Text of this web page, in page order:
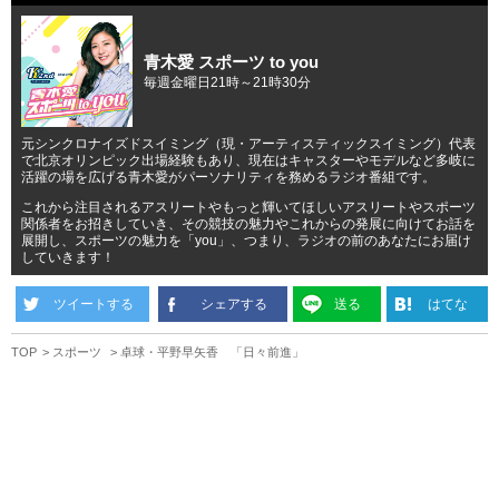
青木愛 スポーツ to you
毎週金曜日21時～21時30分
元シンクロナイズドスイミング（現・アーティスティックスイミング）代表
で北京オリンピック出場経験もあり、現在はキャスターやモデルなど多岐に
活躍の場を広げる青木愛がパーソナリティを務めるラジオ番組です。
これから注目されるアスリートやもっと輝いてほしいアスリートやスポーツ
関係者をお招きしていき、その競技の魅力やこれからの発展に向けてお話を
展開し、スポーツの魅力を「you」、つまり、ラジオの前のあなたにお届け
していきます！
ツイートする シェアする 送る はてな
TOP スポーツ 卓球・平野早矢香 「日々前進」